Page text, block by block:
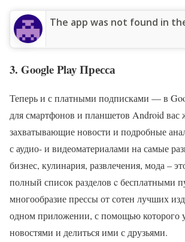
The app was not found in
3. Google Play Пресса
Теперь и с платными подписками — в
для смартфонов и планшетов Android вас
захватывающие новости и подробные
с аудио- и видеоматериалами на самые
бизнес, кулинария, развлечения, мода –
полный список разделов c бесплатными
многообразие прессы от сотен лучших
одном приложении, с помощью которого
новостями и делиться ими с друзьями.